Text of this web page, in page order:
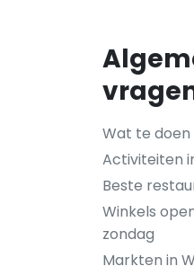
Wat te doen
Activiteiten
Beste
Winkels
zondag
Markten in